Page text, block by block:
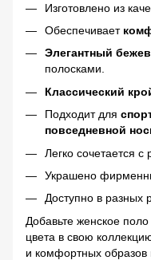
Изготовлено из
Обеспечивает
Элегантный
полосками.
Классический
Подходит для
повседневной
Легко сочетается с
Украшено
Доступно в разных
Добавьте женское
цвета в свою
и комфортных образов